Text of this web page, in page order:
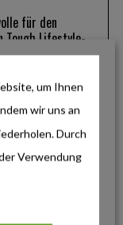
für den
Tough Lifestyle-
Das
um Ihnen
wir uns an
Durch
Verwendung